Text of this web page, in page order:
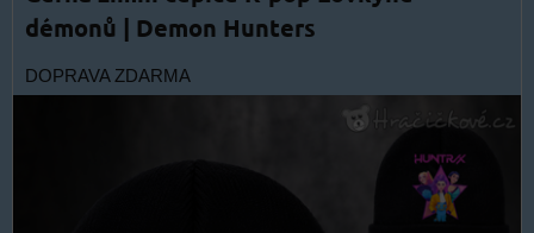
démonů | Demon Hunters
DOPRAVA ZDARMA